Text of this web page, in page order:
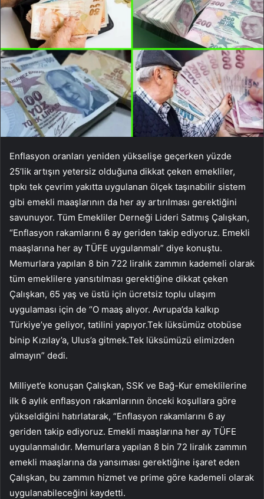
Enflasyon oranları yeniden yükselişe geçerken yüzde
25’lik artışın yetersiz olduğuna dikkat çeken emekliler,
tıpkı tek çevrim yakıtta uygulanan ölçek taşınabilir sistem
gibi emekli maaşlarının da her ay artırılması gerektiğini
savunuyor. Tüm Emekliler Derneği Lideri Satmış Çalışkan,
“Enflasyon rakamlarını 6 ay geriden takip ediyoruz. Emekli
maaşlarına her ay TÜFE uygulanmalı” diye konuştu.
Memurlara yapılan 8 bin 722 liralık zammın kademeli olarak
tüm emeklilere yansıtılması gerektiğine dikkat çeken
Çalışkan, 65 yaş ve üstü için ücretsiz toplu ulaşım
uygulaması için de “O maaş alıyor. Avrupa’da kalkıp
Türkiye’ye geliyor, tatilini yapıyor.Tek lüksümüz otobüse
binip Kızılay’a, Ulus’a gitmek.Tek lüksümüzü elimizden
almayın” dedi.
Milliyet’e konuşan Çalışkan, SSK ve Bağ-Kur emeklilerine
ilk 6 aylık enflasyon rakamlarının önceki koşullara göre
yükseldiğini hatırlatarak, “Enflasyon rakamlarını 6 ay
geriden takip ediyoruz. Emekli maaşlarına her ay TÜFE
uygulanmalıdır. Memurlara yapılan 8 bin 72 liralık zammın
emekli maaşlarına da yansıması gerektiğine işaret eden
Çalışkan, bu zammın hizmet ve prime göre kademeli olarak
uygulanabileceğini kaydetti.